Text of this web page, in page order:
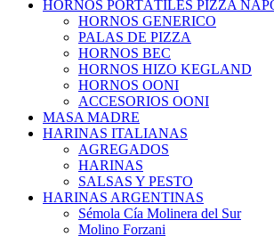
HORNOS PORTÁTILES PIZZA
HORNOS GENERICO
PALAS DE PIZZA
HORNOS BEC
HORNOS HIZO KEGLAND
HORNOS OONI
ACCESORIOS OONI
MASA MADRE
HARINAS ITALIANAS
AGREGADOS
HARINAS
SALSAS Y PESTO
HARINAS ARGENTINAS
Sémola Cía Molinera del Sur
Molino Forzani